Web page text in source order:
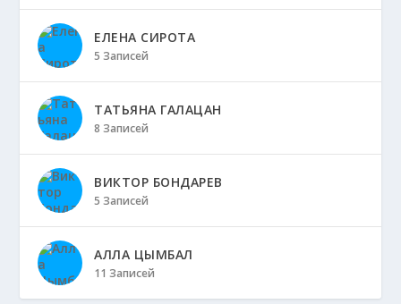
ЕЛЕНА СИРОТА
5 Записей
ТАТЬЯНА ГАЛАЦАН
8 Записей
ВИКТОР БОНДАРЕВ
5 Записей
АЛЛА ЦЫМБАЛ
11 Записей